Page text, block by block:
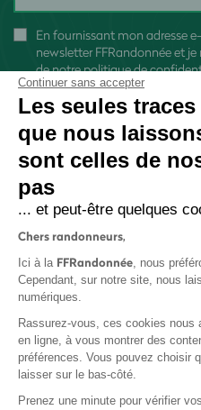
En fournissant mon adresse
newsletter FFRandonnée et
denotre politique de
Protection
Politique de
Continuer sans accepter
Les seules traces
que nous
sont celles de
pas
... et peut-être quelques
Chers randonneurs,
Ici à la FFRandonnée, nous
Cependant, sur notre site, nous
numériques.
Rassurez-vous, ces cookies nous
en ligne, à vous montrer des
préférences. Vous pouvez choisir
laisser sur le bas-côté.
Prenez une minute pour vérifier